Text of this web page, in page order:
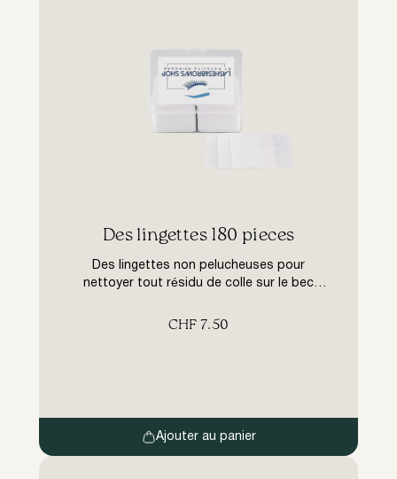
​Des lingettes 180 pieces
Des lingettes non pelucheuses pour
nettoyer tout résidu de colle sur le bec
un mouchoir en papier après utilisa
CHF 7.50
Ajouter au panier